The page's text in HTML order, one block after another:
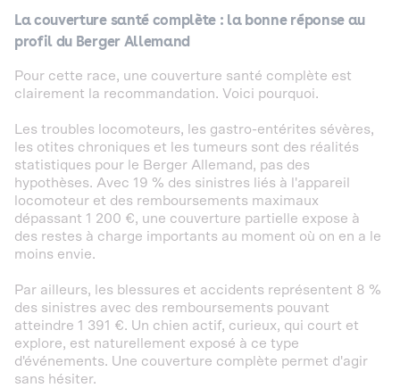
La couverture santé complète : la bonne réponse au
profil du Berger Allemand
Pour cette race, une couverture santé complète est
clairement la recommandation. Voici pourquoi.
Les troubles locomoteurs, les gastro-entérites sévères,
les otites chroniques et les tumeurs sont des réalités
statistiques pour le Berger Allemand, pas des
hypothèses. Avec 19 % des sinistres liés à l'appareil
locomoteur et des remboursements maximaux
dépassant 1 200 €, une couverture partielle expose à
des restes à charge importants au moment où on en a le
moins envie.
Par ailleurs, les blessures et accidents représentent 8 %
des sinistres avec des remboursements pouvant
atteindre 1 391 €. Un chien actif, curieux, qui court et
explore, est naturellement exposé à ce type
d'événements. Une couverture complète permet d'agir
sans hésiter.